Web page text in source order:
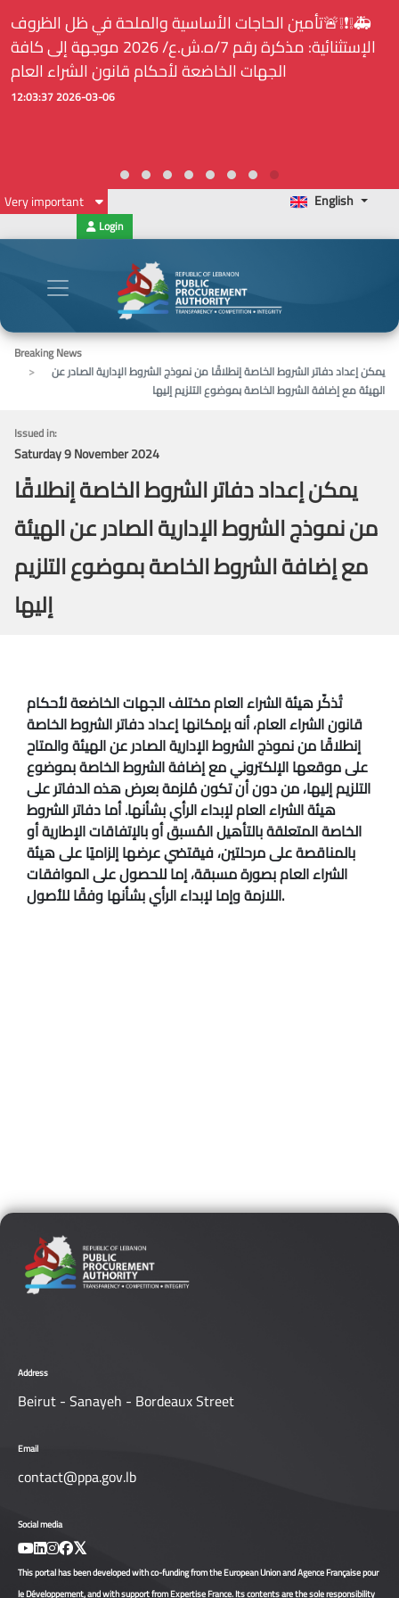
🚑❕❗❕🚨تأمين الحاجات الأساسية والملحة في ظل الظروف
الإستثنائية: مذكرة رقم 7/ه.ش.ع/ 2026 موجهة إلى كافة
الجهات الخاضعة لأحكام قانون الشراء العام
2026-03-06 12:03:37
Very important English
Login
Breaking News
يمكن إعداد دفاتر الشروط الخاصة إنطلاقًا من نموذج الشروط الإدارية الصادر عن
الهيئة مع إضافة الشروط الخاصة بموضوع التلزيم إليها
Issued in:
Saturday 9 November 2024
يمكن إعداد دفاتر الشروط الخاصة إنطلاقًا
من نموذج الشروط الإدارية الصادر عن الهيئة
مع إضافة الشروط الخاصة بموضوع التلزيم
إليها
تُذكّر هيئة الشراء العام مختلف الجهات الخاضعة لأحكام
قانون الشراء العام، أنه بإمكانها إعداد دفاتر الشروط الخاصة
إنطلاقًا من نموذج الشروط الإدارية الصادر عن الهيئة والمتاح
على موقعها الإلكتروني مع إضافة الشروط الخاصة بموضوع
التلزيم إليها، من دون أن تكون مُلزمة بعرض هذه الدفاتر على
هيئة الشراء العام لإبداء الرأي بشأنها. أما دفاتر الشروط
الخاصة المتعلقة بالتأهيل المُسبق أو بالإتفاقات الإطارية أو
بالمناقصة على مرحلتين، فيقتضي عرضها إلزاميًا على هيئة
الشراء العام بصورة مسبقة، إما للحصول على الموافقات
اللازمة وإما لإبداء الرأي بشأنها وفقًا للأصول.
Address
Beirut - Sanayeh - Bordeaux Street
Email
contact@ppa.gov.lb
Social media
This portal has been developed with co-funding from the European Union and Agence Française pour
le Développement, and with support from Expertise France. Its contents are the sole responsibility